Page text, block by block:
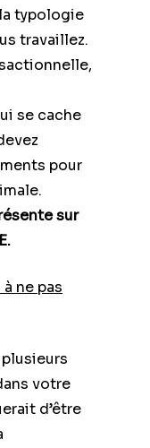
typologie
travaillez.
se cache
pour
sur
ne pas
votre
d’être